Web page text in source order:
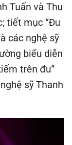
Tuấn và Thu
tiết mục “Đu
các nghệ sỹ
biểu diễn
trên đu”
sỹ Thanh